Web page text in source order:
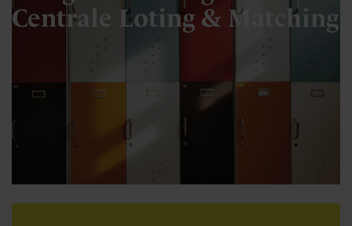
Centrale Loting & Matching